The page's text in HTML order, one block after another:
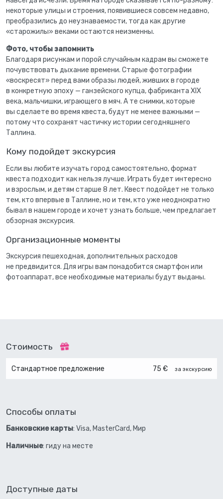
некоторые улицы и строения, появившиеся совсем недавно,
преобразились до неузнаваемости, тогда как другие
«старожилы» веками остаются неизменны.
Фото, чтобы запомнить
Благодаря рисункам и порой случайным кадрам вы сможете
почувствовать дыхание времени. Старые фотографии
«воскресят» перед вами образы людей, живших в городе
в конкретную эпоху — ганзейского купца, фабриканта XIX
века, мальчишки, играющего в мяч. А те снимки, которые
вы сделаете во время квеста, будут не менее важными —
потому что сохранят частичку истории сегодняшнего
Таллина.
Кому подойдет экскурсия
Если вы любите изучать город самостоятельно, формат
квеста подходит как нельзя лучше. Играть будет интересно
и взрослым, и детям старше 8 лет. Квест подойдет не только
тем, кто впервые в Таллине, но и тем, кто уже неоднократно
бывал в нашем городе и хочет узнать больше, чем предлагает
обзорная экскурсия.
Организационные моменты
Экскурсия пешеходная, дополнительных расходов
не предвидится. Для игры вам понадобится смартфон или
фотоаппарат, все необходимые материалы будут выданы.
Стоимость
Стандартное предложение 75 € за экскурсию
Способы оплаты
Банковские карты: Visa, MasterCard, Мир
Наличные: гиду на месте
Доступные даты